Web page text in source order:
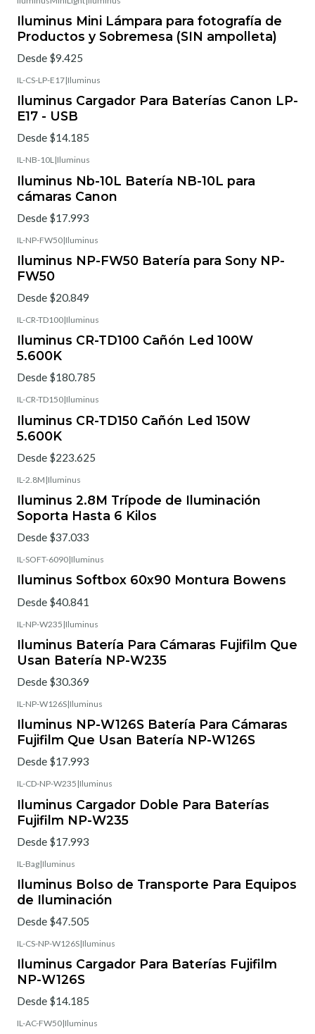
Iluminus Mini Lámpara para fotografía de
Productos y Sobremesa (SIN ampolleta)
Desde $9.425
IL-CS-LP-E17|Iluminus
Iluminus Cargador Para Baterías Canon LP-
E17 - USB
Desde $14.185
IL-NB-10L|Iluminus
Iluminus Nb-10L Batería NB-10L para
cámaras Canon
Desde $17.993
IL-NP-FW50|Iluminus
Iluminus NP-FW50 Batería para Sony NP-
FW50
Desde $20.849
IL-CR-TD100|Iluminus
Iluminus CR-TD100 Cañón Led 100W
5.600K
Desde $180.785
IL-CR-TD150|Iluminus
Iluminus CR-TD150 Cañón Led 150W
5.600K
Desde $223.625
IL-2.8M |Iluminus
Iluminus 2.8M Trípode de Iluminación
Soporta Hasta 6 Kilos
Desde $37.033
IL-SOFT-6090|Iluminus
Iluminus Softbox 60x90 Montura Bowens
Desde $40.841
IL-NP-W235 |Iluminus
Iluminus Batería Para Cámaras Fujifilm Que
Usan Batería NP-W235
Desde $30.369
IL-NP-W126S|Iluminus
Iluminus NP-W126S Batería Para Cámaras
Fujifilm Que Usan Batería NP-W126S
Desde $17.993
IL-CD-NP-W235 |Iluminus
Iluminus Cargador Doble Para Baterías
Fujifilm NP-W235
Desde $17.993
IL-Bag|Iluminus
Iluminus Bolso de Transporte Para Equipos
de Iluminación
Desde $47.505
IL-CS-NP-W126S|Iluminus
Iluminus Cargador Para Baterías Fujifilm
NP-W126S
Desde $14.185
IL-AC-FW50|Iluminus